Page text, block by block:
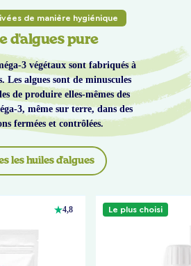
de manière hygiénique
d'algues pure
3 végétaux sont fabriqués à
Les algues sont de minuscules
de produire elles-mêmes des
3, même sur terre, dans des
fermées et contrôlées.
les huiles d'algues
4,8 Le plus choisi